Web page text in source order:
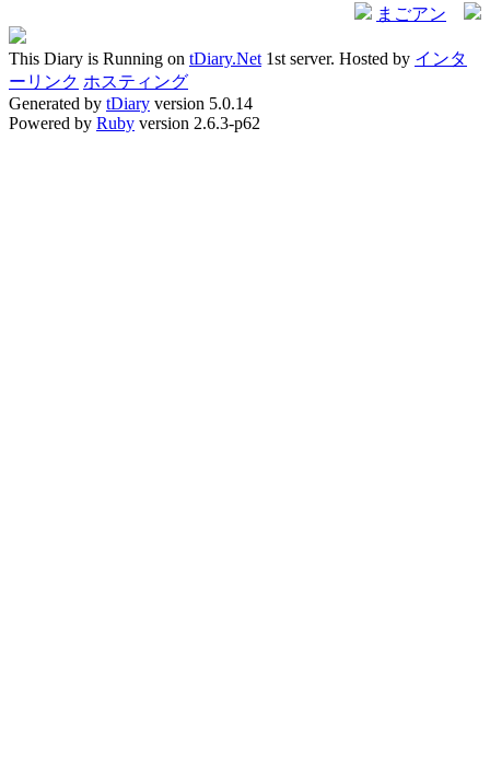
まごアン
This Diary is Running on tDiary.Net 1st server. Hosted by インタ
ーリンク ホスティング
Generated by tDiary version 5.0.14
Powered by Ruby version 2.6.3-p62